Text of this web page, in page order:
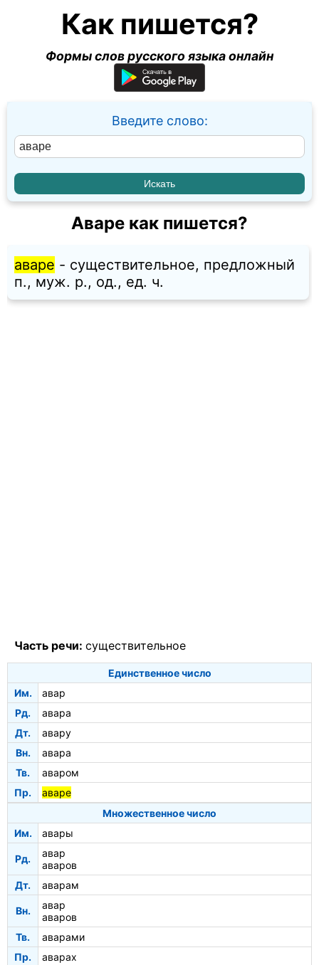
Как пишется?
Формы слов русского языка онлайн
Введите слово:
Аваре как пишется?
аваре - существительное, предложный
п., муж. p., од., ед. ч.
Часть речи: существительное
Единственное число
Им.
авар
Рд.
авара
Дт.
авару
Вн.
авара
Тв.
аваром
Пр.
аваре
Множественное число
Им.
авары
Рд.
авар
аваров
Дт.
аварам
Вн.
авар
аваров
Тв.
аварами
Пр.
аварах